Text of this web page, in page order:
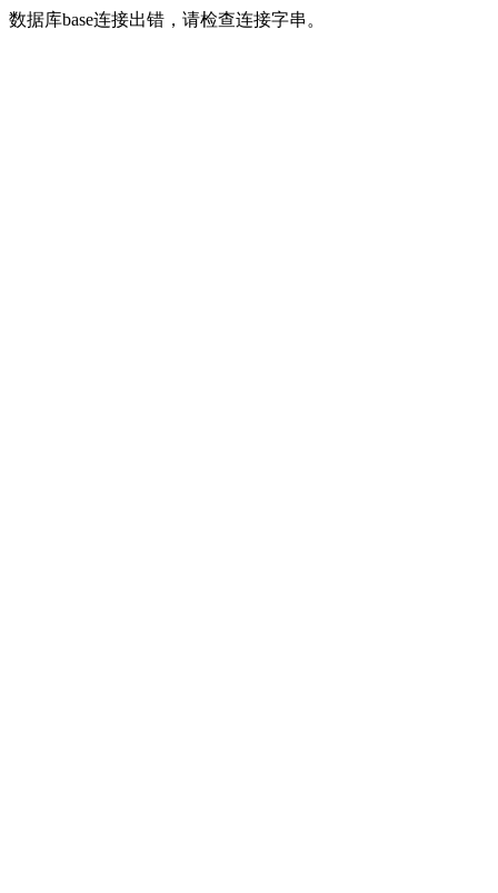
数据库base连接出错，请检查连接字串。